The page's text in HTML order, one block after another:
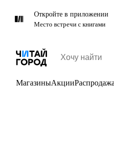
Откройте в приложении
Место встречи с книгами
МагазиныАкцииРаспродажа